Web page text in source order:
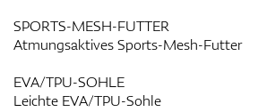
SPORTS-MESH-FUTTER
Atmungsaktives Sports-Mesh-Futter
EVA/TPU-SOHLE
Leichte EVA/TPU-Sohle